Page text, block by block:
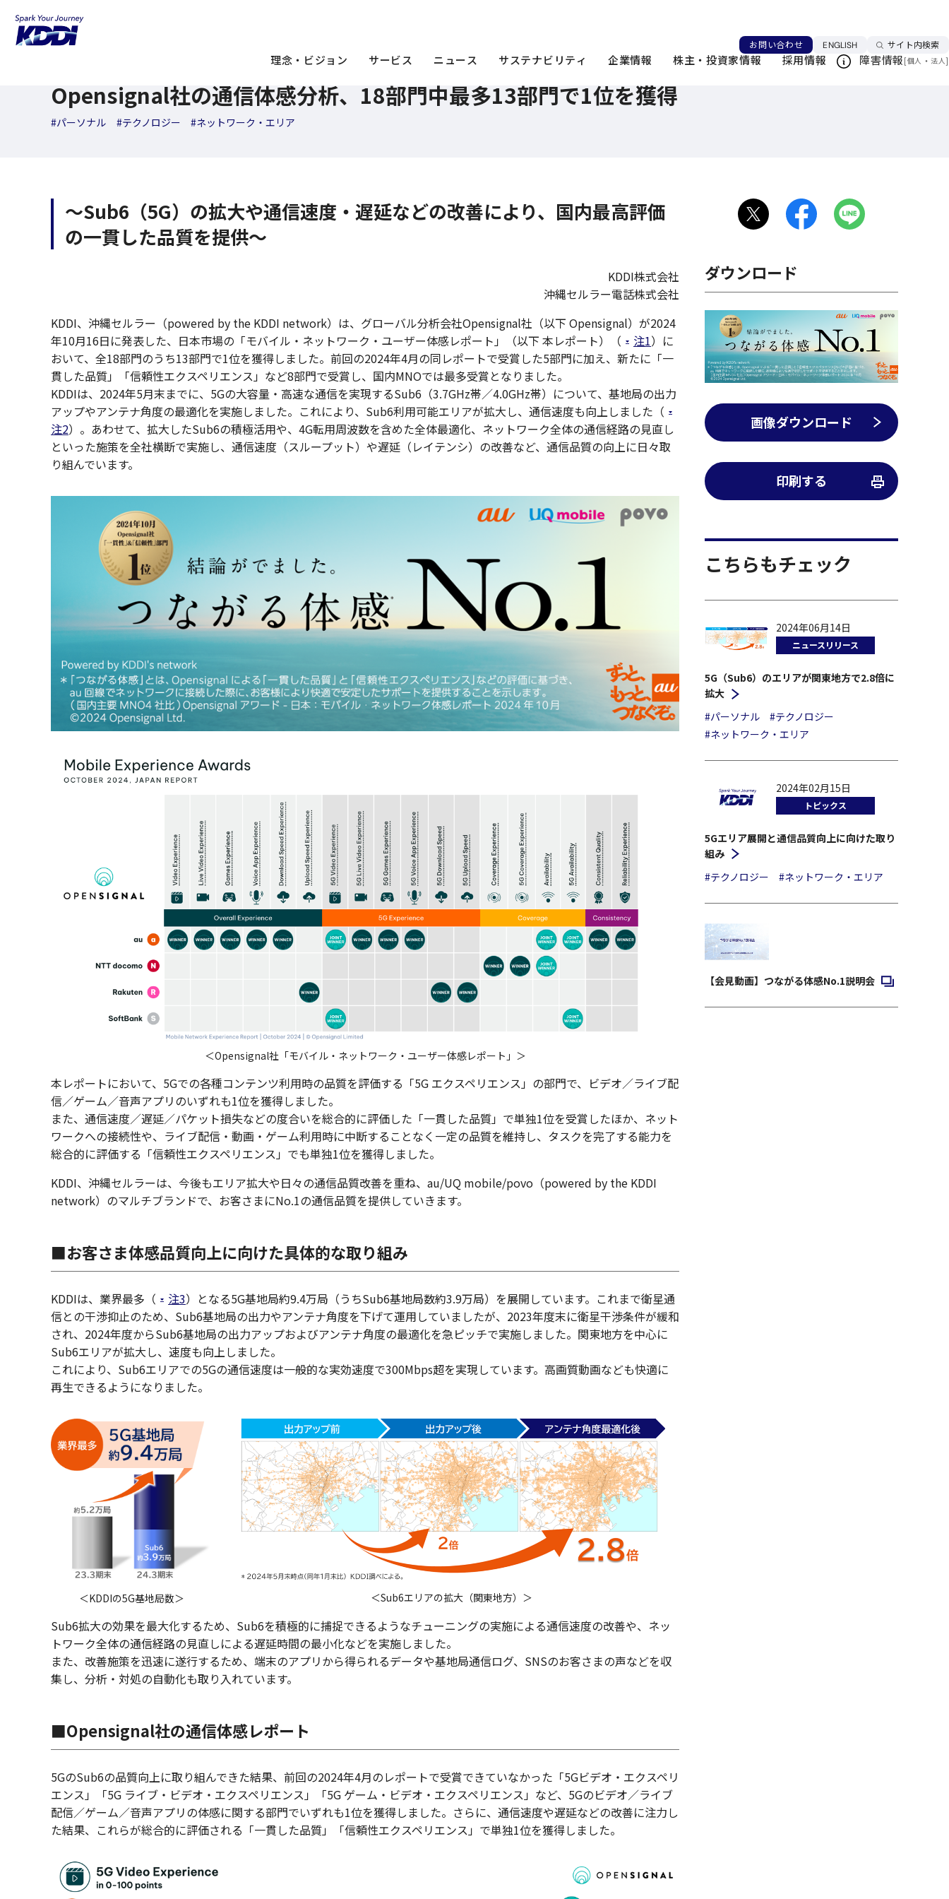
お問い合わせ ENGLISH言語を切り替える
サイト内検索
理念・ビジョン サービス ニュース サステナビリティ 企業情報 株主・投資家情報 採用情報 障害情報[個人 ・ 法人]
KDDI ニュースルーム
Opensignal社の通信体感分析、18部門中最多13部門で1位を獲得
#パーソナル #テクノロジー #ネットワーク・エリア
～Sub6（5G）の拡大や通信速度・遅延などの改善により、国内最高評価
の一貫した品質を提供～
KDDI株式会社
沖縄セルラー電話株式会社
KDDI、沖縄セルラー（powered by the KDDI network）は、グローバル分析会社Opensignal社（以下 Opensignal）が2024
年10月16日に発表した、日本市場の「モバイル・ネットワーク・ユーザー体感レポート」（以下 本レポート）（
注1）に
おいて、全18部門のうち13部門で1位を獲得しました。前回の2024年4月の同レポートで受賞した5部門に加え、新たに「一
貫した品質」「信頼性エクスペリエンス」など8部門で受賞し、国内MNOでは最多受賞となりました。
KDDIは、2024年5月末までに、5Gの大容量・高速な通信を実現するSub6（3.7GHz帯／4.0GHz帯）について、基地局の出力
アップやアンテナ角度の最適化を実施しました。これにより、Sub6利用可能エリアが拡大し、通信速度も向上しました（
注2）。あわせて、拡大したSub6の積極活用や、4G転用周波数を含めた全体最適化、ネットワーク全体の通信経路の見直し
といった施策を全社横断で実施し、通信速度（スループット）や遅延（レイテンシ）の改善など、通信品質の向上に日々取
り組んでいます。
＜Opensignal社「モバイル・ネットワーク・ユーザー体感レポート」＞
本レポートにおいて、5Gでの各種コンテンツ利用時の品質を評価する「5G エクスペリエンス」の部門で、ビデオ／ライブ配
信／ゲーム／音声アプリのいずれも1位を獲得しました。
また、通信速度／遅延／パケット損失などの度合いを総合的に評価した「一貫した品質」で単独1位を受賞したほか、ネット
ワークへの接続性や、ライブ配信・動画・ゲーム利用時に中断することなく一定の品質を維持し、タスクを完了する能力を
総合的に評価する「信頼性エクスペリエンス」でも単独1位を獲得しました。
KDDI、沖縄セルラーは、今後もエリア拡大や日々の通信品質改善を重ね、au/UQ mobile/povo（powered by the KDDI
network）のマルチブランドで、お客さまにNo.1の通信品質を提供していきます。
■お客さま体感品質向上に向けた具体的な取り組み
KDDIは、業界最多（ 注3）となる5G基地局約9.4万局（うちSub6基地局数約3.9万局）を展開しています。これまで衛星通
信との干渉抑止のため、Sub6基地局の出力やアンテナ角度を下げて運用していましたが、2023年度末に衛星干渉条件が緩和
され、2024年度からSub6基地局の出力アップおよびアンテナ角度の最適化を急ピッチで実施しました。関東地方を中心に
Sub6エリアが拡大し、速度も向上しました。
これにより、Sub6エリアでの5Gの通信速度は一般的な実効速度で300Mbps超を実現しています。高画質動画なども快適に
再生できるようになりました。
＜KDDIの5G基地局数＞ ＜Sub6エリアの拡大（関東地方）＞
Sub6拡大の効果を最大化するため、Sub6を積極的に捕捉できるようなチューニングの実施による通信速度の改善や、ネッ
トワーク全体の通信経路の見直しによる遅延時間の最小化などを実施しました。
また、改善施策を迅速に遂行するため、端末のアプリから得られるデータや基地局通信ログ、SNSのお客さまの声などを収
集し、分析・対処の自動化も取り入れています。
■Opensignal社の通信体感レポート
5GのSub6の品質向上に取り組んできた結果、前回の2024年4月のレポートで受賞できていなかった「5Gビデオ・エクスペリ
エンス」「5G ライブ・ビデオ・エクスペリエンス」「5G ゲーム・ビデオ・エクスペリエンス」など、5Gのビデオ／ライブ
配信／ゲーム／音声アプリの体感に関する部門でいずれも1位を獲得しました。さらに、通信速度や遅延などの改善に注力し
た結果、これらが総合的に評価される「一貫した品質」「信頼性エクスペリエンス」で単独1位を獲得しました。
ダウンロード
画像ダウンロード
印刷する
こちらもチェック
2024年06月14日
ニュースリリース
5G（Sub6）のエリアが関東地方で2.8倍に
拡大
#パーソナル
#テクノロジー
#ネットワーク・エリア
2024年02月15日
トピックス
5Gエリア展開と通信品質向上に向けた取り
組み
#テクノロジー
#ネットワーク・エリア
【会見動画】つながる体感No.1説明会新規ウィンドウ